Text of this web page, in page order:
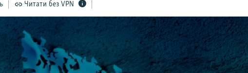
Читати без VPN